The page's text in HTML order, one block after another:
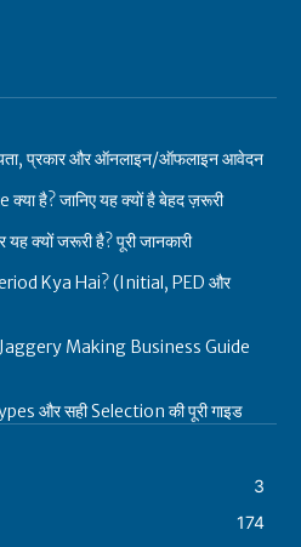
प्रकार और ऑनलाइन/ऑफलाइन आवेदन
है? जानिए यह क्यों है बेहद ज़रूरी
क्यों जरूरी है? पूरी जानकारी
Kya Hai? (Initial, PED और
Making Business Guide
और सही Selection की पूरी गाइड
3
174